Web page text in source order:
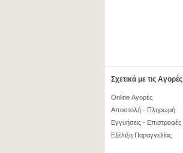
Σχετικά με τις Αγορές
Online Αγορές
Αποστολή - Πληρωμή
Εγγυήσεις - Επιστροφές
Εξέλιξη Παραγγελίας